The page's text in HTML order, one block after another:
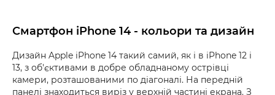
Смартфон iPhone 14 - кольори та дизайн
Дизайн Apple iPhone 14 такий самий, як і в iPhone 12 і
13, з об'єктивами в добре обладнаному острівці
камери, розташованими по діагоналі. На передній
панелі знаходиться виріз у верхній частині екрана. З